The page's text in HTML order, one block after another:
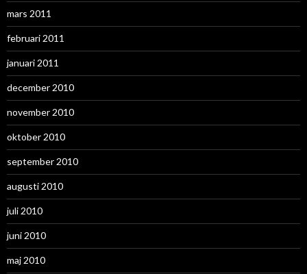
mars 2011
februari 2011
januari 2011
december 2010
november 2010
oktober 2010
september 2010
augusti 2010
juli 2010
juni 2010
maj 2010